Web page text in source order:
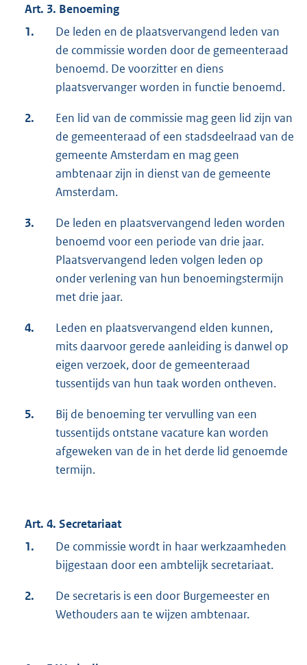
Art. 3. Benoeming
1.
De leden en de plaatsvervangend leden van
de commissie worden door de gemeenteraad
benoemd. De voorzitter en diens
plaatsvervanger worden in functie benoemd.
2.
Een lid van de commissie mag geen lid zijn van
de gemeenteraad of een stadsdeelraad van de
gemeente Amsterdam en mag geen
ambtenaar zijn in dienst van de gemeente
Amsterdam.
3.
De leden en plaatsvervangend leden worden
benoemd voor een periode van drie jaar.
Plaatsvervangend leden volgen leden op
onder verlening van hun benoemingstermijn
met drie jaar.
4.
Leden en plaatsvervangend elden kunnen,
mits daarvoor gerede aanleiding is danwel op
eigen verzoek, door de gemeenteraad
tussentijds van hun taak worden ontheven.
5.
Bij de benoeming ter vervulling van een
tussentijds ontstane vacature kan worden
afgeweken van de in het derde lid genoemde
termijn.
Art. 4. Secretariaat
1.
De commissie wordt in haar werkzaamheden
bijgestaan door een ambtelijk secretariaat.
2.
De secretaris is een door Burgemeester en
Wethouders aan te wijzen ambtenaar.